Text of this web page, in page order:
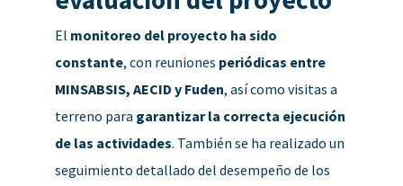
El monitoreo del proyecto ha sido
constante, con reuniones periódicas entre
MINSABSIS, AECID y Fuden, así como visitas a
terreno para garantizar la correcta ejecución
de las actividades. También se ha realizado un
seguimiento detallado del desempeño de los